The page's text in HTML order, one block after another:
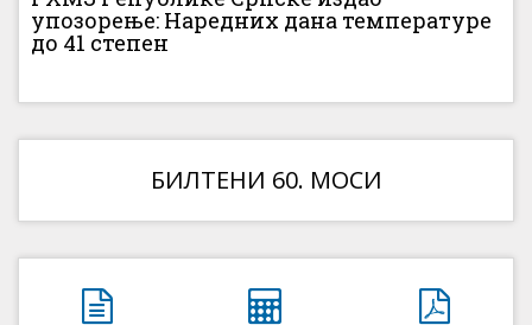
упозорење: Наредних дана температуре
до 41 степен
БИЛТЕНИ 60. МОСИ